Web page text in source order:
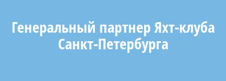
Генеральный партнер Яхт-клуба
Санкт-Петербурга